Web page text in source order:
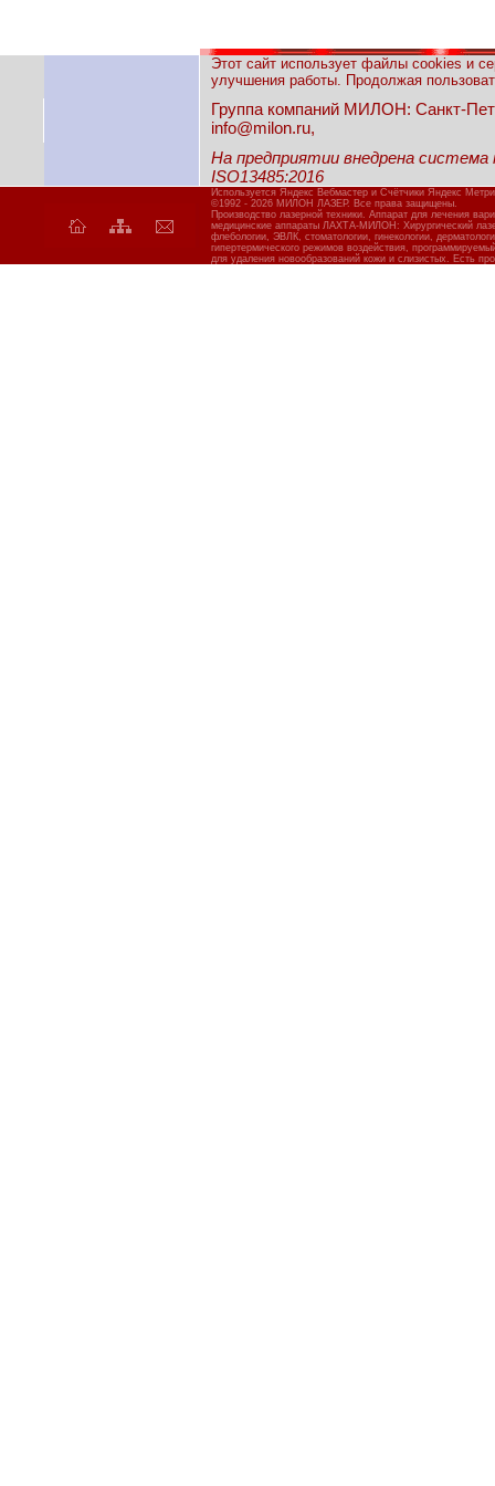
Этот сайт использует файлы cookies и
улучшения работы. Продолжая
Группа компаний МИЛОН: Санкт-
info@milon.ru,
На предприятии внедрена
ISO13485:2016
Используется Яндекс Вебмастер и Счётчики Яндекс
©1992 - 2026 МИЛОН ЛАЗЕР. Все права защищены.
Производство лазерной техники. Аппарат для лечения
медицинские аппараты ЛАХТА-МИЛОН: Хирургический
флебологии, ЭВЛК, стоматологии, гинекологии,
гипертермического режимов воздействия,
для удаления новообразований кожи и слизистых. Есть